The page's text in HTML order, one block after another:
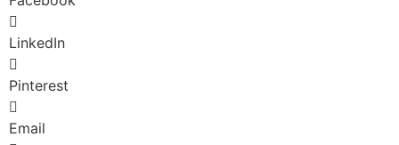
LinkedIn
Pinterest
Email